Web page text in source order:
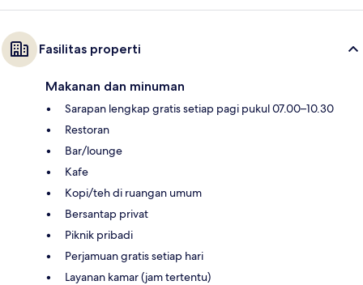
Fasilitas properti
Makanan dan minuman
Sarapan lengkap gratis setiap pagi pukul 07.00–10.30
Restoran
Bar/lounge
Kafe
Kopi/teh di ruangan umum
Bersantap privat
Piknik pribadi
Perjamuan gratis setiap hari
Layanan kamar (jam tertentu)